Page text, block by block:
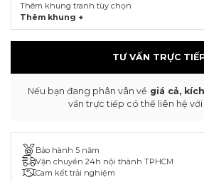
Thêm khung tranh tùy chọn
Thêm khung +
TƯ VẤN TRỰC
Nếu bạn đang phân vân về giá cả,
vấn trực tiếp có thể liên hệ
Bảo hành 5 năm
Vận chuyển 24h nội thành TPHCM
Cam kết trải nghiệm